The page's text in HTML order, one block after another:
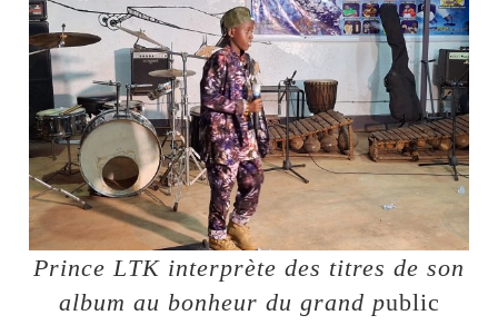
Prince LTK interprète des titres de son
album au bonheur du grand public